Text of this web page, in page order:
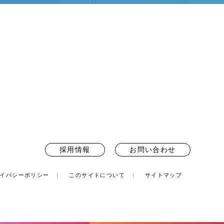
採用情報 お問い合わせ
バシーポリシー このサイトについて サイトマップ